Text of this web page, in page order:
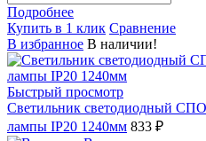
Подробнее
Купить в 1 клик Сравнение
В избранное В наличии!
Быстрый просмотр
Светильник светодиодный
лампы IP20 1240мм 833 ₽